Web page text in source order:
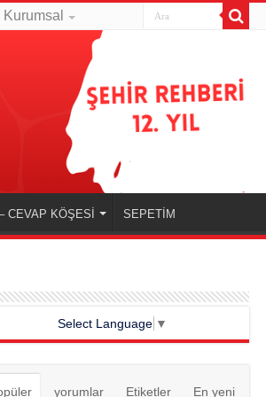
Kurumsal
CEVAP KÖŞESİ SEPETİM
Select Language ▼
yorumlar Etiketler En yeni